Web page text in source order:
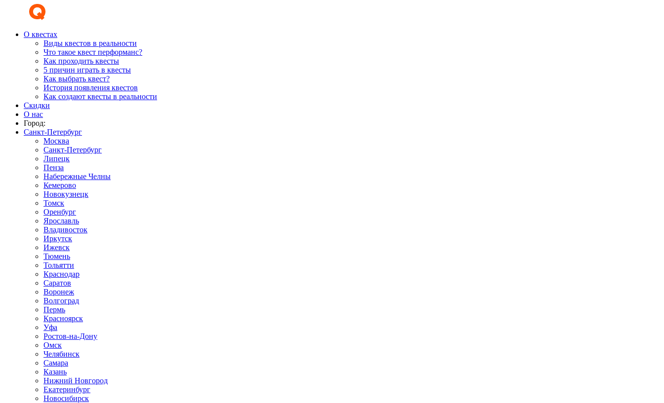
О квестах
Виды квестов в реальности
Что такое квест перформанс?
Как проходить квесты
5 причин играть в квесты
Как выбрать квест?
История появления квестов
Как создают квесты в реальности
Скидки
О нас
Город:
Санкт-Петербург
Москва
Санкт-Петербург
Липецк
Пенза
Набережные Челны
Кемерово
Новокузнецк
Томск
Оренбург
Ярославль
Владивосток
Иркутск
Ижевск
Тюмень
Тольятти
Краснодар
Саратов
Воронеж
Волгоград
Пермь
Красноярск
Уфа
Ростов-на-Дону
Омск
Челябинск
Самара
Казань
Нижний Новгород
Екатеринбург
Новосибирск